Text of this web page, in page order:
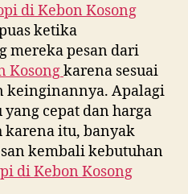
diKebon Kosong
ketika
mereka pesan dari
Kosongkarena sesuai
keinginannya. Apalagi
cepat dan harga
karena itu, banyak
kembali kebutuhan
diKebon Kosong